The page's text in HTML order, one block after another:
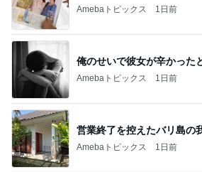
Amebaトピックス 1日前
俺のせいで彼女が辛かった
Amebaトピックス 1日前
営業終了を控えたバリ島の
Amebaトピックス 1日前